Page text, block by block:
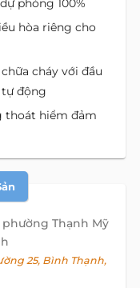
phòng 100%
hòa riêng cho
cháy với đầu
tự động
thoát hiểm đảm
phường Thạnh Mỹ
25, Bình Thạnh,